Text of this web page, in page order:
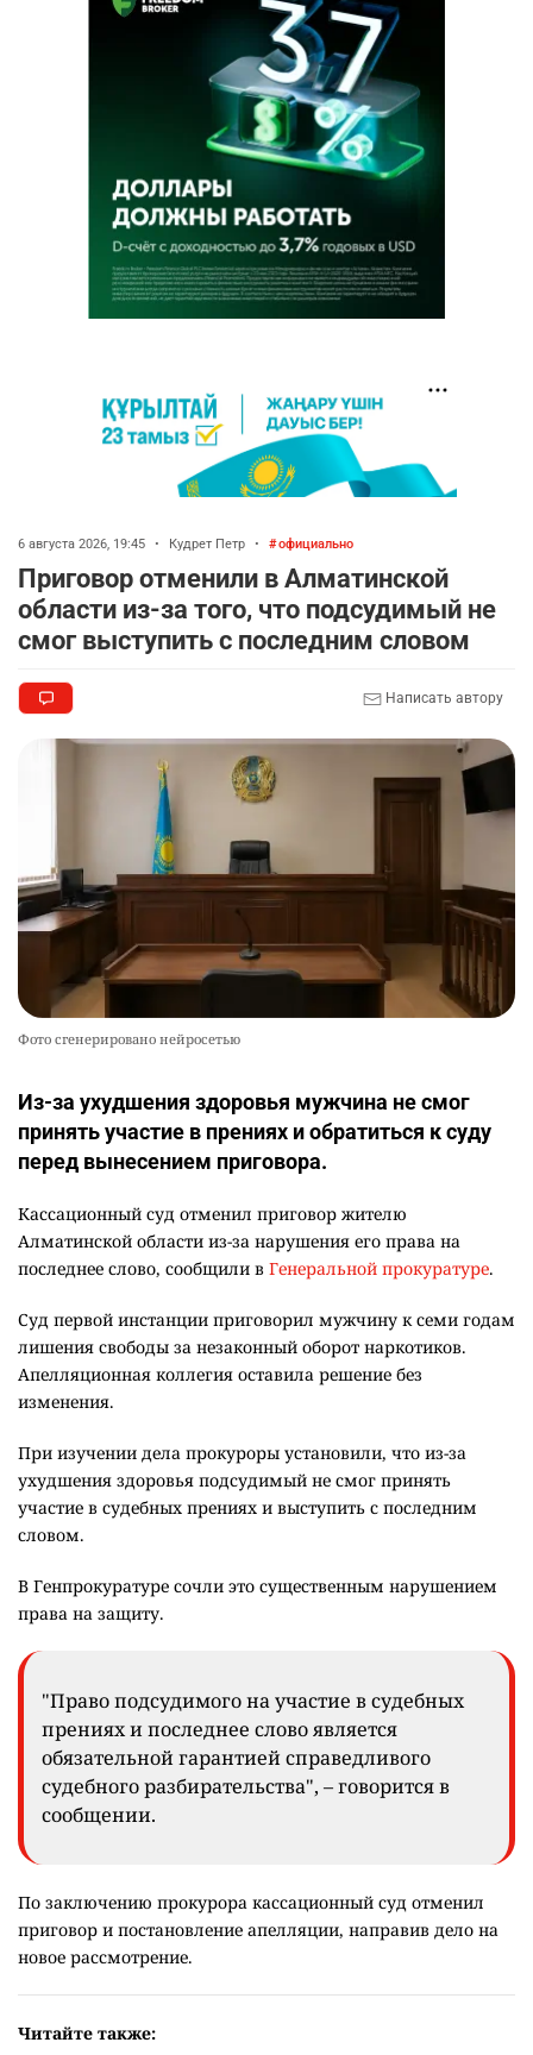
6 августа 2026, 19:45 • Кудрет Петр • официально
Приговор отменили в Алматинской
области из-за того, что подсудимый не
смог выступить с последним словом
Написать автору
Фото сгенерировано нейросетью
Из-за ухудшения здоровья мужчина не смог
принять участие в прениях и обратиться к суду
перед вынесением приговора.
Кассационный суд отменил приговор жителю
Алматинской области из-за нарушения его права на
последнее слово, сообщили в Генеральной прокуратуре.
Суд первой инстанции приговорил мужчину к семи годам
лишения свободы за незаконный оборот наркотиков.
Апелляционная коллегия оставила решение без
изменения.
При изучении дела прокуроры установили, что из-за
ухудшения здоровья подсудимый не смог принять
участие в судебных прениях и выступить с последним
словом.
В Генпрокуратуре сочли это существенным нарушением
права на защиту.
"Право подсудимого на участие в судебных
прениях и последнее слово является
обязательной гарантией справедливого
судебного разбирательства", – говорится в
сообщении.
По заключению прокурора кассационный суд отменил
приговор и постановление апелляции, направив дело на
новое рассмотрение.
Читайте также: